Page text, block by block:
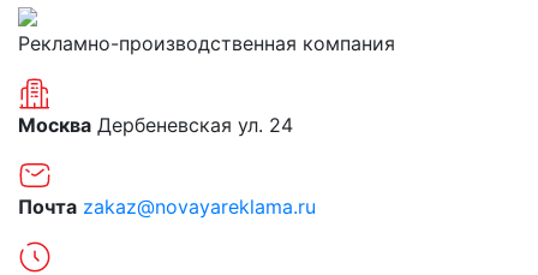
Рекламно-производственная компания
Москва Дербеневская ул. 24
Почта zakaz@novayareklama.ru